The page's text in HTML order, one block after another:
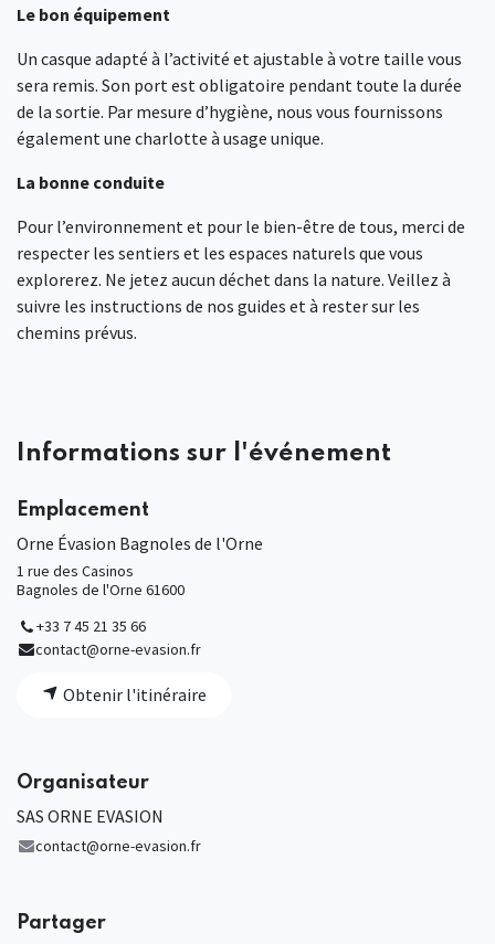
Le bon équipement
Un casque adapté à l’activité et ajustable à votre taille vous
sera remis. Son port est obligatoire pendant toute la durée
de la sortie. Par mesure d’hygiène, nous vous fournissons
également une charlotte à usage unique.
La bonne conduite
Pour l’environnement et pour le bien-être de tous, merci de
respecter les sentiers et les espaces naturels que vous
explorerez. Ne jetez aucun déchet dans la nature. Veillez à
suivre les instructions de nos guides et à rester sur les
chemins prévus.
Informations sur l'événement
Emplacement
Orne Évasion Bagnoles de l'Orne
1 rue des Casinos
Bagnoles de l'Orne 61600
+33 7 45 21 35 66
contact@orne-evasion.fr
Obtenir l'itinéraire
Organisateur
SAS ORNE EVASION
contact@orne-evasion.fr
Partager